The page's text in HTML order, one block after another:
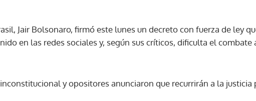
Jair Bolsonaro, firmó este lunes un decreto con fuerza de ley
en las redes sociales y, según sus críticos, dificulta el combate
y opositores anunciaron que recurrirán a la justicia